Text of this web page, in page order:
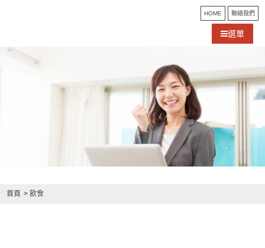
HOME 聯絡我們
選單
首頁 飲食